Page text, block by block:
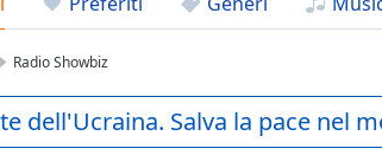
Radio Showbiz
dell'Ucraina. Salva la pace nel